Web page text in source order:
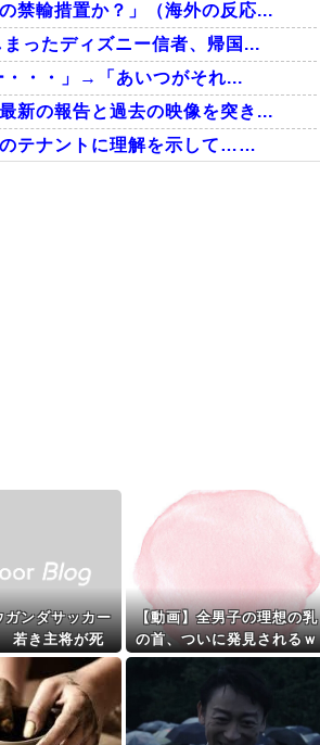
禁輸措置か？」（海外の反応...
ったディズニー信者、帰国...
・・・」→「あいつがそれ...
新の報告と過去の映像を突き...
のテナントに理解を示して……
ガンダサッカー
若き主将が死
強盗に抵抗し
で滅多打ち…
【動画】全男子の理想の乳
の首、ついに発見されるｗ
ｗｗｗｗｗｗ